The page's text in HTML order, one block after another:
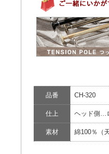
品番 CH-320
仕上 ヘッド側…
素材 綿100％（